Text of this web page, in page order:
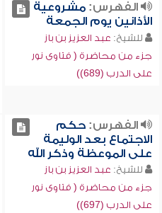
الفهرس:مشروعية
الأذانين يوم الجمعة
للشيخ: عبد العزيز بن باز
جزء من محاضرة ( فتاوى نور
على الدرب (689))
الفهرس:حكم
الاجتماع بعد الوليمة
على الموعظة وذكر الله
للشيخ: عبد العزيز بن باز
جزء من محاضرة ( فتاوى نور
على الدرب (697))